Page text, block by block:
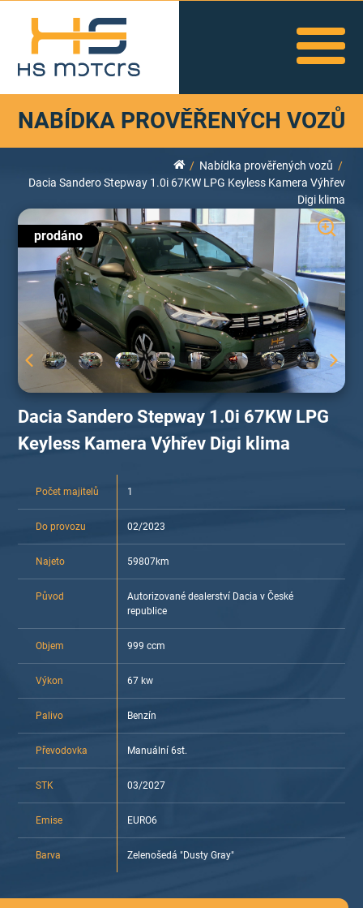
NABÍDKA PROVĚŘENÝCH VOZŮ
Nabídka prověřených vozů
Dacia Sandero Stepway 1.0i 67KW LPG Keyless Kamera Výhřev
Digi klima
Dacia Sandero Stepway 1.0i 67KW LPG
Keyless Kamera Výhřev Digi klima
Počet majitelů 1
Do provozu 02/2023
Najeto 59807km
Původ
Autorizované dealerství Dacia v České
republice
Objem 999 ccm
Výkon 67 kw
Palivo Benzín
Převodovka Manuální 6st.
STK 03/2027
Emise EURO6
Barva Zelenošedá "Dusty Gray"
prodáno